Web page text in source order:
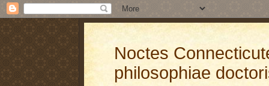
Noctes
philosophiae